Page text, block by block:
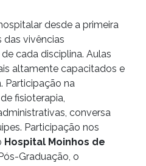
desde a primeira
das vivências
cada disciplina. Aulas
altamente capacitados e
Participação na
fisioterapia,
conversa
Participação nos
Hospital Moinhos de
Graduação, o